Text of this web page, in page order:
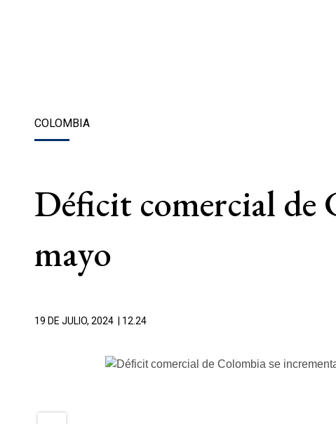
COLOMBIA
Déficit comercial de
mayo
19 DE JULIO, 2024 | 12.24